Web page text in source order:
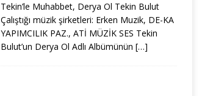
Tekin’le Muhabbet, Derya Ol Tekin Bulut
Çalıştığı müzik şirketleri: Erken Muzik, DE-KA
YAPIMCILIK PAZ., ATİ MÜZİK SES Tekin
Bulut’un Derya Ol Adlı Albümünün […]